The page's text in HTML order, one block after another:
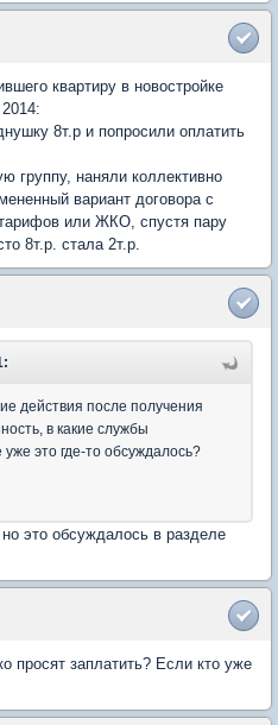
квартиру в новостройке
8т.р и попросили оплатить
группу, наняли коллективно
вариант договора с
или ЖКО, спустя пару
8т.р. стала 2т.р.
действия после получения
в какие службы
это где-то обсуждалось?
это обсуждалось в разделе
просят заплатить? Если кто уже